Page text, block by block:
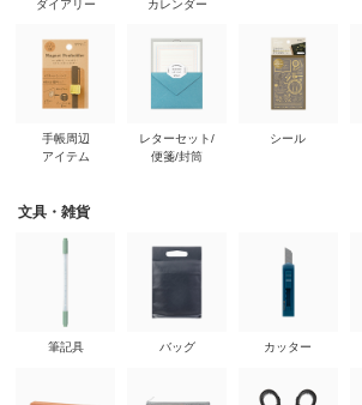
ダイアリー
手帳周辺
アイテム
カレンダー
レターセット/
便箋/封筒
シール
文具・雑貨
筆記具 バッグ カッター